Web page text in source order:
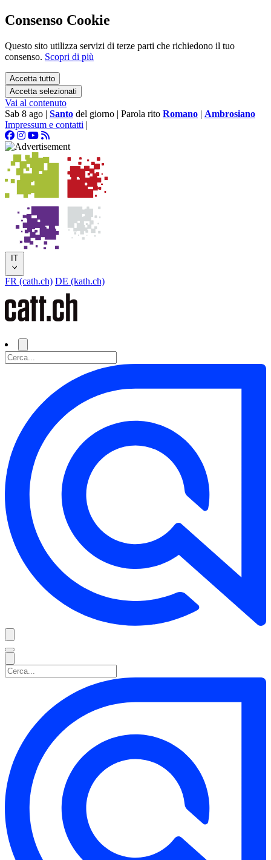
Consenso Cookie
Questo sito utilizza servizi di terze parti che richiedono il tuo
consenso. Scopri di più
Accetta tutto
Accetta selezionati
Vai al contenuto
Sab 8 ago | Santo del giorno | Parola rito Romano | Ambrosiano
Impressum e contatti |
IT
FR (cath.ch) DE (kath.ch)